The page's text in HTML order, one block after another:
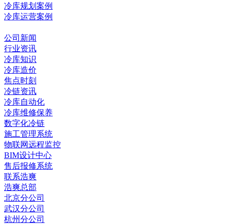
冷库规划案例
冷库运营案例
公司新闻
行业资讯
冷库知识
冷库造价
焦点时刻
冷链资讯
冷库自动化
冷库维修保养
数字化冷链
施工管理系统
物联网远程监控
BIM设计中心
售后报修系统
联系浩爽
浩爽总部
北京分公司
武汉分公司
杭州分公司